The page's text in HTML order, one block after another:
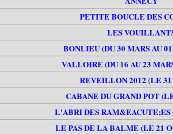
PETITE BOUCLE DES
LES
BONLIEU (DU 30 MARS AU
VALLOIRE (DU 16 AU 23
REVEILLON 2012 (LE 31
CABANE DU GRAND POT
L'ABRI DES RAM&EACUTE;ES
LE PAS DE LA BALME (LE 21